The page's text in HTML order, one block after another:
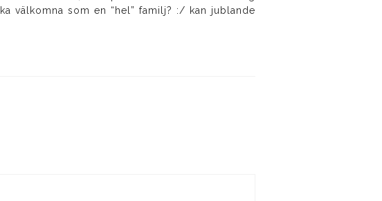
välkomna som en “hel” familj? :/ kan jublande